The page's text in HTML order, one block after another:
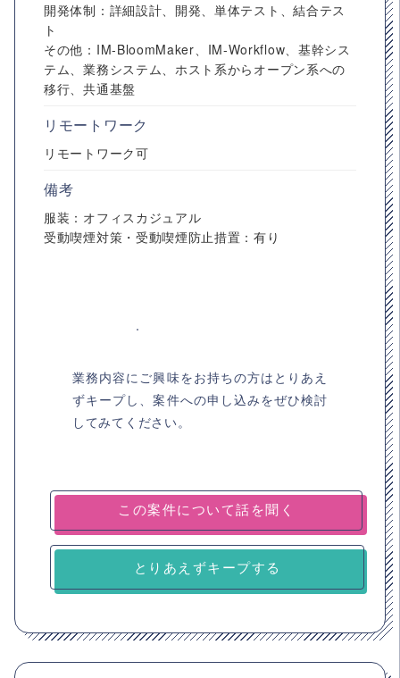
開発体制：詳細設計、開発、単体テスト、結合テス
ト
その他：IM-BloomMaker、IM-Workflow、基幹シス
テム、業務システム、ホスト系からオープン系への
移行、共通基盤
リモートワーク
リモートワーク可
備考
服装：オフィスカジュアル
受動喫煙対策・受動喫煙防止措置：有り
業務内容にご興味をお持ちの方はとりあえ
ずキープし、案件への申し込みをぜひ検討
してみてください。
とりあえずキープする